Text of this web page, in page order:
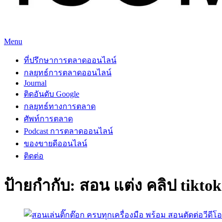
Skip
content
Menu
ที่ปรึกษาการตลาดออนไลน์
กลยุทธ์การตลาดออนไลน์
Journal
ติดอันดับ Google
กลยุทธ์ทางการตลาด
ศัพท์การตลาด
Podcast การตลาดออนไลน์
ของขายดีออนไลน์
ติดต่อ
ป้ายกำกับ: สอน แต่ง คลิป tiktok